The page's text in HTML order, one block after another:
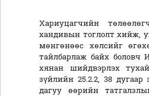
Хариуцагчийн
хандивын тоглолт хийж,
мөнгөнөөс хөлсийг
тайлбарлаж байх боловч
хянан шийдвэрлэх
зүйлийн 25.2.2, 38 дугаар
дагуу өөрийн